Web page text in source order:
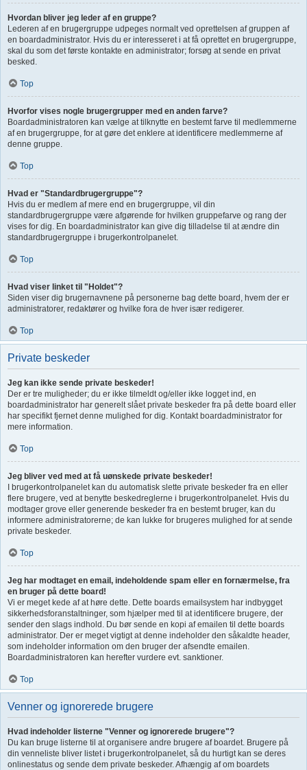
Hvordan bliver jeg leder af en gruppe?
Lederen af en brugergruppe udpeges normalt ved oprettelsen af gruppen af
en boardadministrator. Hvis du er interesseret i at få oprettet en brugergruppe,
skal du som det første kontakte en administrator; forsøg at sende en privat
besked.
Top
Hvorfor vises nogle brugergrupper med en anden farve?
Boardadministratoren kan vælge at tilknytte en bestemt farve til medlemmerne
af en brugergruppe, for at gøre det enklere at identificere medlemmerne af
denne gruppe.
Top
Hvad er "Standardbrugergruppe"?
Hvis du er medlem af mere end en brugergruppe, vil din
standardbrugergruppe være afgørende for hvilken gruppefarve og rang der
vises for dig. En boardadministrator kan give dig tilladelse til at ændre din
standardbrugergruppe i brugerkontrolpanelet.
Top
Hvad viser linket til "Holdet"?
Siden viser dig brugernavnene på personerne bag dette board, hvem der er
administratorer, redaktører og hvilke fora de hver især redigerer.
Top
Private beskeder
Jeg kan ikke sende private beskeder!
Der er tre muligheder; du er ikke tilmeldt og/eller ikke logget ind, en
boardadministrator har generelt slået private beskeder fra på dette board eller
har specifikt fjernet denne mulighed for dig. Kontakt boardadministrator for
mere information.
Top
Jeg bliver ved med at få uønskede private beskeder!
I brugerkontrolpanelet kan du automatisk slette private beskeder fra en eller
flere brugere, ved at benytte beskedreglerne i brugerkontrolpanelet. Hvis du
modtager grove eller generende beskeder fra en bestemt bruger, kan du
informere administratorerne; de kan lukke for brugeres mulighed for at sende
private beskeder.
Top
Jeg har modtaget en email, indeholdende spam eller en fornærmelse, fra
en bruger på dette board!
Vi er meget kede af at høre dette. Dette boards emailsystem har indbygget
sikkerhedsforanstaltninger, som hjælper med til at identificere brugere, der
sender den slags indhold. Du bør sende en kopi af emailen til dette boards
administrator. Der er meget vigtigt at denne indeholder den såkaldte header,
som indeholder information om den bruger der afsendte emailen.
Boardadministratoren kan herefter vurdere evt. sanktioner.
Top
Venner og ignorerede brugere
Hvad indeholder listerne "Venner og ignorerede brugere"?
Du kan bruge listerne til at organisere andre brugere af boardet. Brugere på
din venneliste bliver listet i brugerkontrolpanelet, så du hurtigt kan se deres
onlinestatus og sende dem private beskeder. Afhængig af om boardets